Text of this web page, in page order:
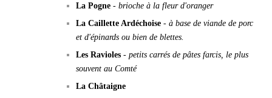
La Pogne - brioche à la fleur d'oranger
La Caillette Ardéchoise - à base de viande de porc
et d'épinards ou bien de blettes.
Les Ravioles - petits carrés de pâtes farcis, le plus
souvent au Comté
La Châtaigne